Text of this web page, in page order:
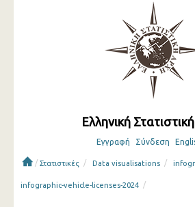
Ελληνική
Εγγραφή Σύνδεση
/ Στατιστικές / Data visualisations /
infographic-vehicle-licenses-2024 /